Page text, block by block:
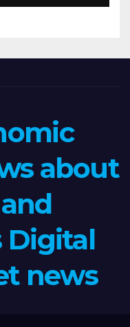
about
Digital
news